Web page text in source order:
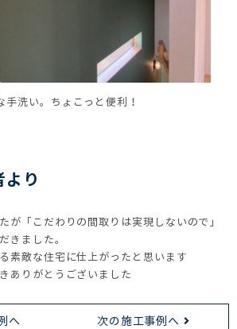
手洗い。ちょこっと便利！
より
が「こだわりの間取りは実現しないので」
きました。
素敵な住宅に仕上がったと思います
ありがとうございました
へ 次の施工事例へ